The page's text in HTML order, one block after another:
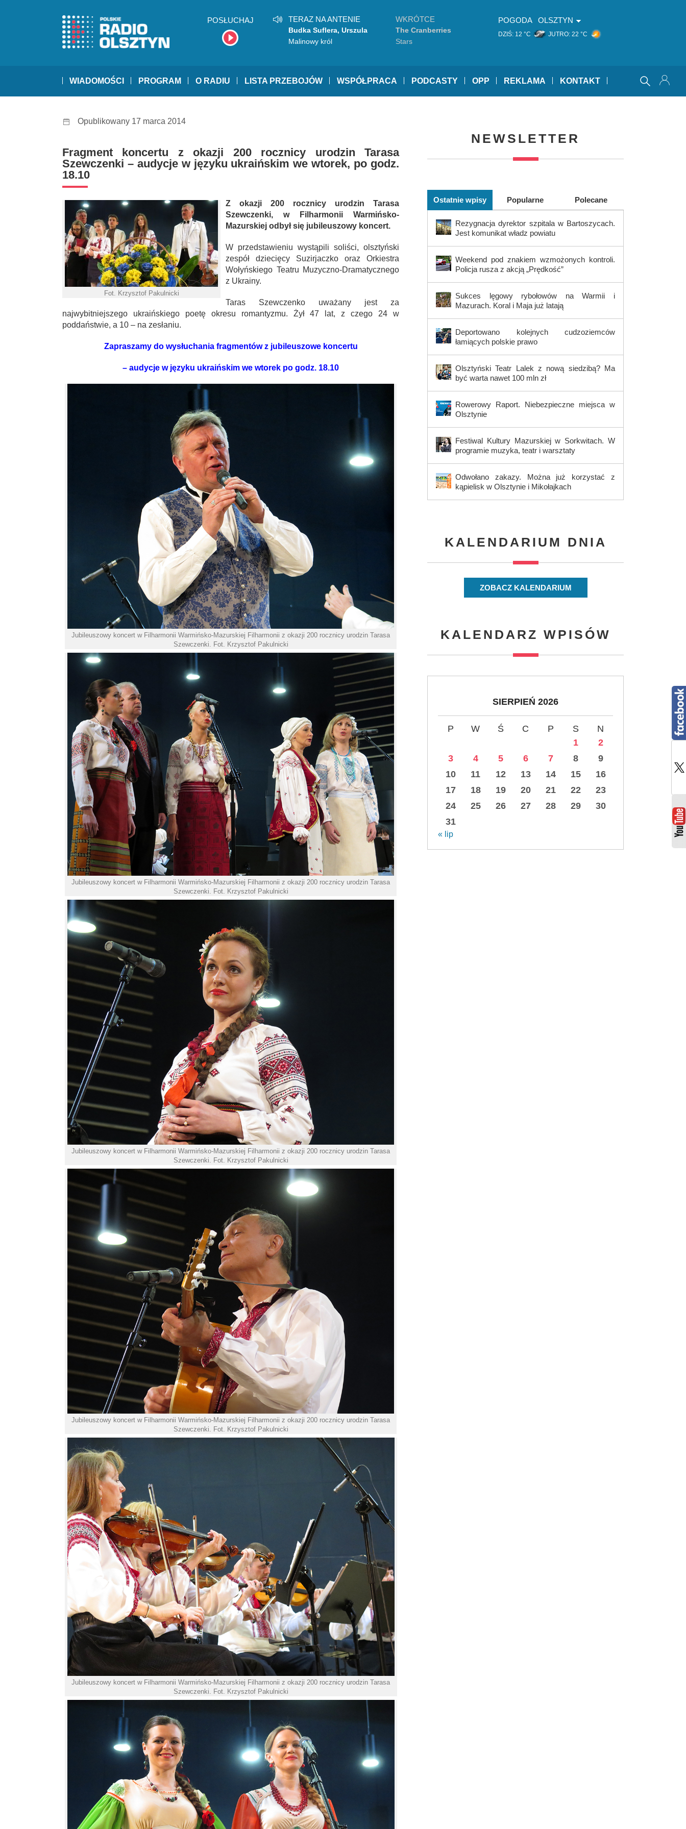
POSŁUCHAJ TERAZ NA ANTENIE
Budka Suflera, Urszula
Malinowy król
WKRÓTCE
The Cranberries
Stars
POGODA OLSZTYN
DZIŚ: 12 °C JUTRO: 22 °C
WIADOMOŚCI PROGRAM O RADIU LISTA PRZEBOJÓW WSPÓŁPRACA PODCASTY OPP REKLAMA KONTAKT
Opublikowany 17 marca 2014
Fragment koncertu z okazji 200 rocznicy urodzin Tarasa
Szewczenki – audycje w języku ukraińskim we wtorek, po godz.
18.10
Fot. Krzysztof Pakulnicki
Z okazji 200 rocznicy urodzin Tarasa
Szewczenki, w Filharmonii Warmińsko-
Mazurskiej odbył się jubileuszowy koncert.
W przedstawieniu wystąpili soliści, olsztyński
zespół dziecięcy Suzirjaczko oraz Orkiestra
Wołyńskiego Teatru Muzyczno-Dramatycznego
z Ukrainy.
Taras Szewczenko uważany jest za
najwybitniejszego ukraińskiego poetę okresu romantyzmu. Żył 47 lat, z czego 24 w
poddaństwie, a 10 – na zesłaniu.
Zapraszamy do wysłuchania fragmentów z jubileuszowe koncertu
– audycje w języku ukraińskim we wtorek po godz. 18.10
Jubileuszowy koncert w Filharmonii Warmińsko-Mazurskiej Filharmonii z okazji 200 rocznicy urodzin Tarasa
Szewczenki. Fot. Krzysztof Pakulnicki
Jubileuszowy koncert w Filharmonii Warmińsko-Mazurskiej Filharmonii z okazji 200 rocznicy urodzin Tarasa
Szewczenki. Fot. Krzysztof Pakulnicki
Jubileuszowy koncert w Filharmonii Warmińsko-Mazurskiej Filharmonii z okazji 200 rocznicy urodzin Tarasa
Szewczenki. Fot. Krzysztof Pakulnicki
Jubileuszowy koncert w Filharmonii Warmińsko-Mazurskiej Filharmonii z okazji 200 rocznicy urodzin Tarasa
Szewczenki. Fot. Krzysztof Pakulnicki
Jubileuszowy koncert w Filharmonii Warmińsko-Mazurskiej Filharmonii z okazji 200 rocznicy urodzin Tarasa
Szewczenki. Fot. Krzysztof Pakulnicki
NEWSLETTER
Ostatnie wpisy Popularne Polecane
Rezygnacja dyrektor szpitala w Bartoszycach.
Jest komunikat władz powiatu
Weekend pod znakiem wzmożonych kontroli.
Policja rusza z akcją „Prędkość”
Sukces lęgowy rybołowów na Warmii i
Mazurach. Koral i Maja już latają
Deportowano kolejnych cudzoziemców
łamiących polskie prawo
Olsztyński Teatr Lalek z nową siedzibą? Ma
być warta nawet 100 mln zł
Rowerowy Raport. Niebezpieczne miejsca w
Olsztynie
Festiwal Kultury Mazurskiej w Sorkwitach. W
programie muzyka, teatr i warsztaty
Odwołano zakazy. Można już korzystać z
kąpielisk w Olsztynie i Mikołajkach
KALENDARIUM DNIA
ZOBACZ KALENDARIUM
KALENDARZ WPISÓW
SIERPIEŃ 2026
P W Ś C P S
N
1
2
3
4 5 6 7 8
9
10
11 12 13 14 15
16
17
18 19 20 21 22
23
24
25 26 27 28 29
30
31
« lip